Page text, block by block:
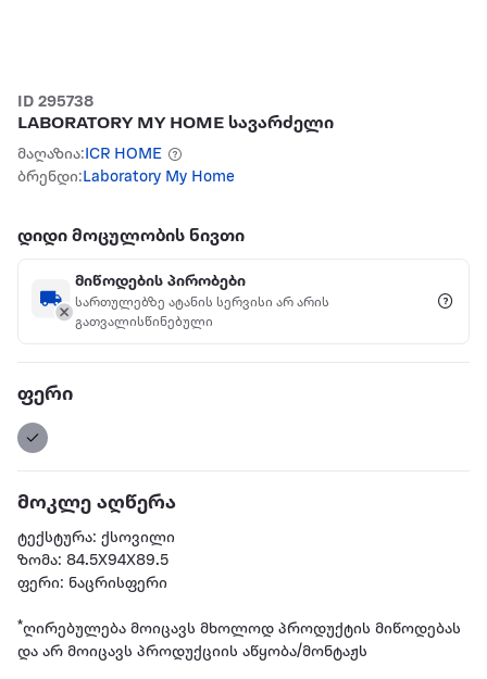
ID 295738
LABORATORY MY HOME სავარძელი
მაღაზია: ICR HOME
ბრენდი: Laboratory My Home
დიდი მოცულობის ნივთი
მიწოდების პირობები
სართულებზე ატანის სერვისი არ არის
გათვალისწინებული
ფერი
მოკლე აღწერა
ტექსტურა: ქსოვილი
ზომა: 84.5X94X89.5
ფერი: ნაცრისფერი
*ღირებულება მოიცავს მხოლოდ პროდუქტის მიწოდებას
და არ მოიცავს პროდუქციის აწყობა/მონტაჟს